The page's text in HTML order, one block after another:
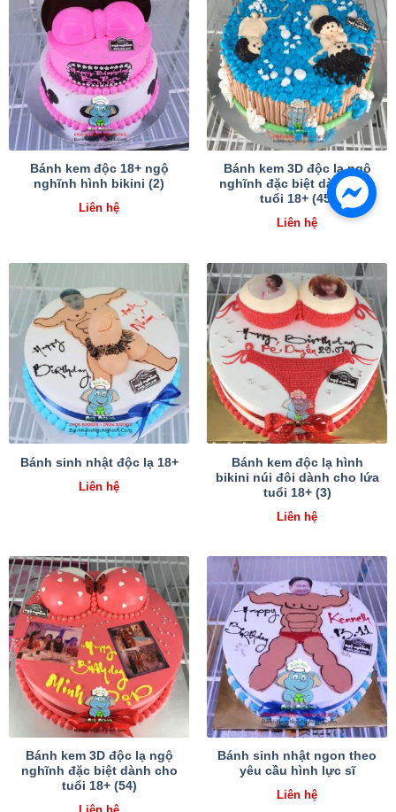
Bánh kem độc 18+ ngộ
nghĩnh hình bikini (2)
Liên hệ
Bánh kem 3D độc lạ ngộ
nghĩnh đặc biệt dành cho
tuổi 18+ (45)
Liên hệ
Bánh sinh nhật độc lạ 18+
Liên hệ
Bánh kem độc lạ hình
bikini núi đôi dành cho lứa
tuổi 18+ (3)
Liên hệ
Bánh kem 3D độc lạ ngộ
nghĩnh đặc biệt dành cho
tuổi 18+ (54)
Bánh sinh nhật ngon theo
yêu cầu hình lực sĩ
Liên hệ